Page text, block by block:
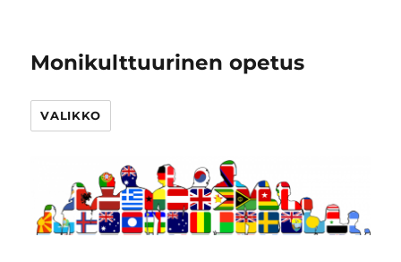
Monikulttuurinen opetus
VALIKKO